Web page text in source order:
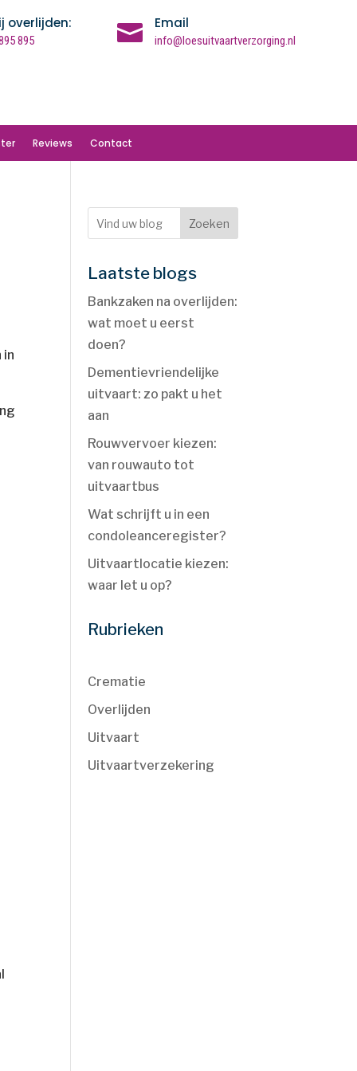
overlijden:
895  Email
info@loesuitvaartverzorging.nl
Reviews Contact
in
Zoeken
Laatste blogs
Bankzaken na overlijden:
wat moet u eerst
doen?
Dementievriendelijke
uitvaart: zo pakt u het
aan
Rouwvervoer kiezen:
van rouwauto tot
uitvaartbus
Wat schrijft u in een
condoleanceregister?
Uitvaartlocatie kiezen:
waar let u op?
Rubrieken
Crematie
Overlijden
Uitvaart
Uitvaartverzekering